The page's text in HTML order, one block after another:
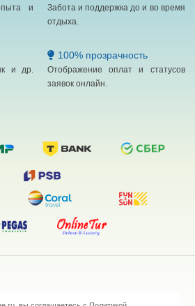
и
Забота и поддержка до и во время
отдыха.
и др.
100% прозрачность
Отображение оплат и статусов
заявок онлайн.